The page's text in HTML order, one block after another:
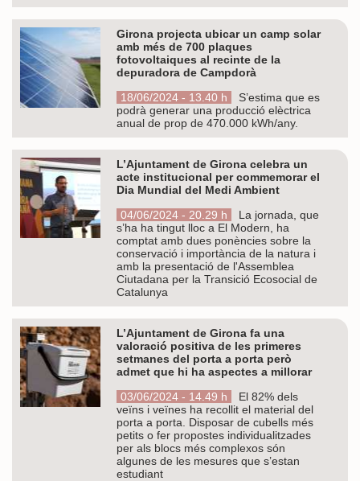
Girona projecta ubicar un camp solar
amb més de 700 plaques
fotovoltaiques al recinte de la
depuradora de Campdorà
18/06/2024 - 13.40 h
S’estima que es
podrà generar una producció elèctrica
anual de prop de 470.000 kWh/any.
L’Ajuntament de Girona celebra un
acte institucional per commemorar el
Dia Mundial del Medi Ambient
04/06/2024 - 20.29 h
La jornada, que
s’ha ha tingut lloc a El Modern, ha
comptat amb dues ponències sobre la
conservació i importància de la natura i
amb la presentació de l'Assemblea
Ciutadana per la Transició Ecosocial de
Catalunya
L’Ajuntament de Girona fa una
valoració positiva de les primeres
setmanes del porta a porta però
admet que hi ha aspectes a millorar
03/06/2024 - 14.49 h
El 82% dels
veïns i veïnes ha recollit el material del
porta a porta. Disposar de cubells més
petits o fer propostes individualitzades
per als blocs més complexos són
algunes de les mesures que s’estan
estudiant